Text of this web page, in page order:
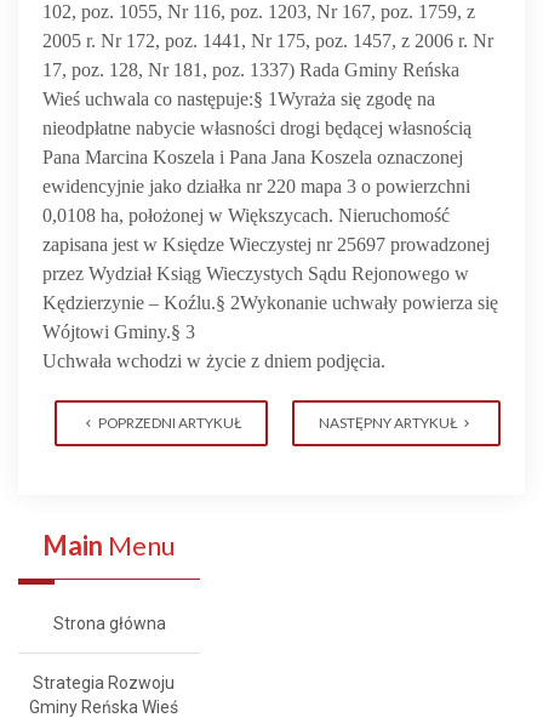
102, poz. 1055, Nr 116, poz. 1203, Nr 167, poz. 1759, z
2005 r. Nr 172, poz. 1441, Nr 175, poz. 1457, z 2006 r. Nr
17, poz. 128, Nr 181, poz. 1337) Rada Gminy Reńska
Wieś uchwala co następuje:§ 1Wyraża się zgodę na
nieodpłatne nabycie własności drogi będącej własnością
Pana Marcina Koszela i Pana Jana Koszela oznaczonej
ewidencyjnie jako działka nr 220 mapa 3 o powierzchni
0,0108 ha, położonej w Większycach. Nieruchomość
zapisana jest w Księdze Wieczystej nr 25697 prowadzonej
przez Wydział Ksiąg Wieczystych Sądu Rejonowego w
Kędzierzynie – Koźlu.§ 2Wykonanie uchwały powierza się
Wójtowi Gminy.§ 3
Uchwała wchodzi w życie z dniem podjęcia.
POPRZEDNI ARTYKUŁ NASTĘPNY ARTYKUŁ
Main Menu
Strona główna
Strategia Rozwoju
Gminy Reńska Wieś